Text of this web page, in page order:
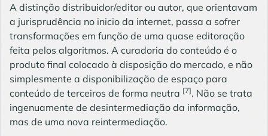
A distinção distribuidor/editor ou autor, que orientavam
a jurisprudência no inicio da internet, passa a sofrer
transformações em função de uma quase editoração
feita pelos algoritmos. A curadoria do conteúdo é o
produto final colocado à disposição do mercado, e não
simplesmente a disponibilização de espaço para
conteúdo de terceiros de forma neutra [7]. Não se trata
ingenuamente de desintermediação da informação,
mas de uma nova reintermediação.